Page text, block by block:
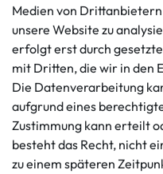
Mo. - Fr. 9 - 16 Uhr
info@gameworld.de
Kontaktformular
Informationen
Ankauf
Über uns
Medien von
unsere Website zu
erfolgt erst durch
mit Dritten, die wir in den
Die Datenverarbeitung
aufgrund eines
Zustimmung kann erteilt
besteht das Recht, nicht
zu einem späteren